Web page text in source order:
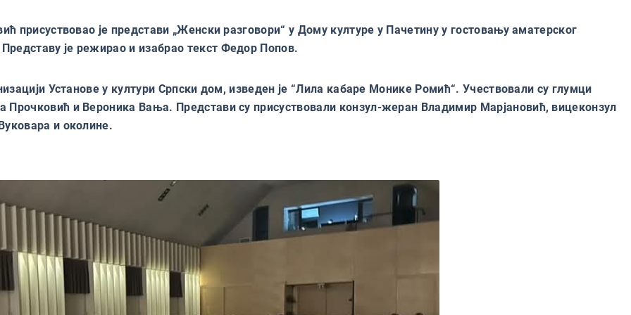
присуствовао је представи „Женски разговори“ у Дому културе у Пачетину у гостовању аматерског
је режирао и изабрао текст Федор Попов.
Установе у култури Српски дом, изведен је “Лила кабаре Монике Ромић“. Учествовали су глумци
и Вероника Вања. Представи су присуствовали конзул-жеран Владимир Марјановић, вицеконзул
и околине.